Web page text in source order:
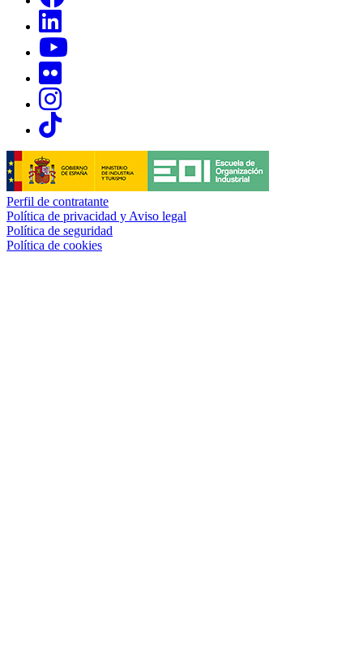
Links, Opens in this window
Links, Opens in this window
Links, Opens in this window
Links, Opens in this window
Perfil de contratante
Política de privacidad y Aviso legal
Política de seguridad
Política de cookies